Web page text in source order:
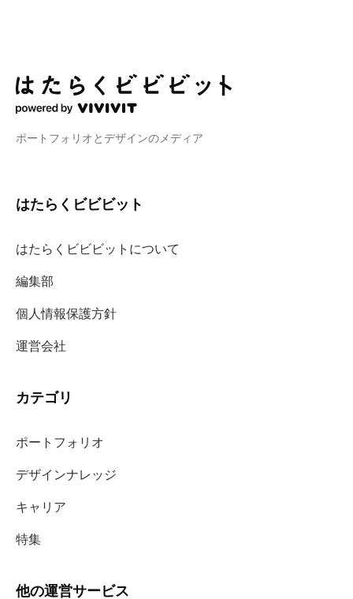
ポートフォリオとデザインのメディア
はたらくビビビット
はたらくビビビットについて
編集部
個人情報保護方針
運営会社
カテゴリ
ポートフォリオ
デザインナレッジ
キャリア
特集
他の運営サービス